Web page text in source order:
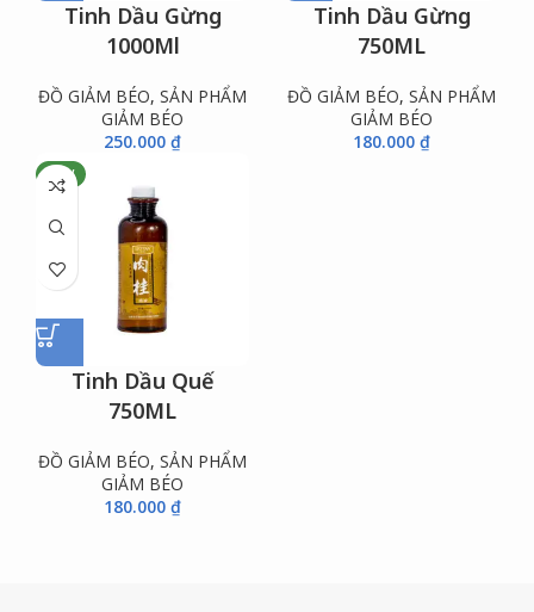
Tinh Dầu Gừng
1000Ml
ĐỒ GIẢM BÉO, SẢN PHẨM
GIẢM BÉO
250.000 ₫
Tinh Dầu Gừng
750ML
ĐỒ GIẢM BÉO, SẢN PHẨM
GIẢM BÉO
180.000 ₫
NEW
Tinh Dầu Quế
750ML
ĐỒ GIẢM BÉO, SẢN PHẨM
GIẢM BÉO
180.000 ₫